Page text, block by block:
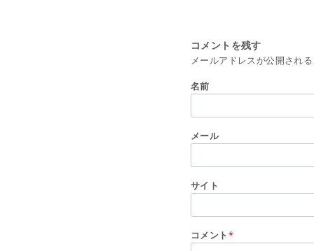
コメントを残す
メールアドレスが公開され
名前
メール
サイト
コメント*